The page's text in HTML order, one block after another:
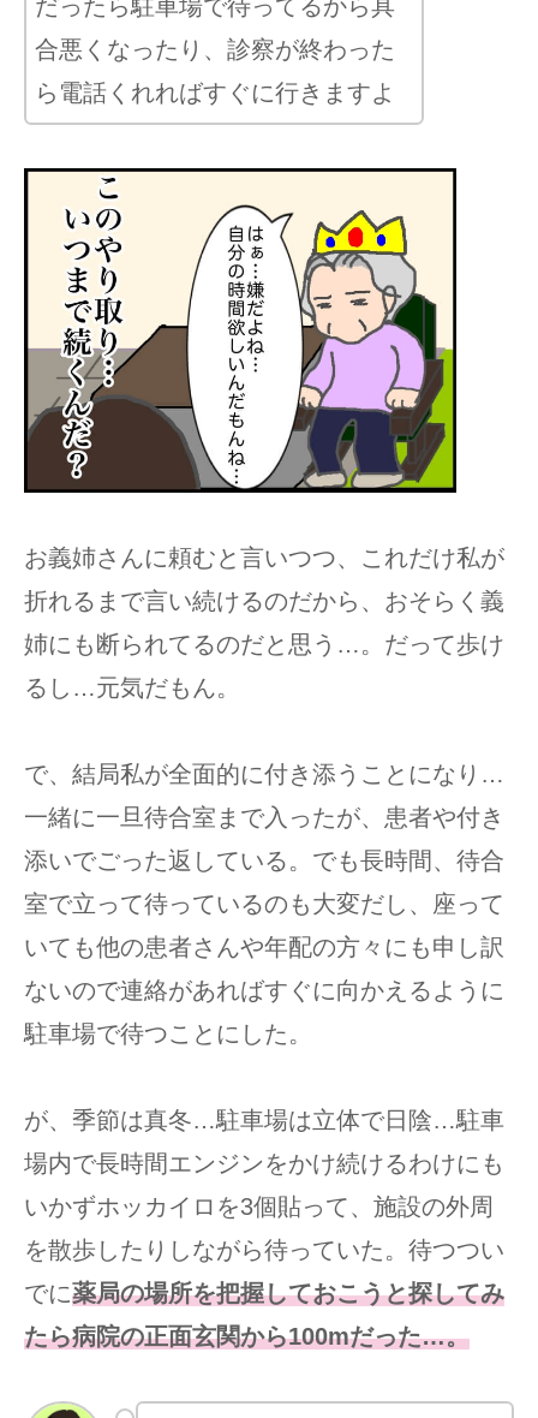
だったら駐車場で待ってるから具
合悪くなったり、診察が終わった
ら電話くれればすぐに行きますよ
お義姉さんに頼むと言いつつ、これだけ私が
折れるまで言い続けるのだから、おそらく義
姉にも断られてるのだと思う…。だって歩け
るし…元気だもん。
で、結局私が全面的に付き添うことになり…
一緒に一旦待合室まで入ったが、患者や付き
添いでごった返している。でも長時間、待合
室で立って待っているのも大変だし、座って
いても他の患者さんや年配の方々にも申し訳
ないので連絡があればすぐに向かえるように
駐車場で待つことにした。
が、季節は真冬…駐車場は立体で日陰…駐車
場内で長時間エンジンをかけ続けるわけにも
いかずホッカイロを3個貼って、施設の外周
を散歩したりしながら待っていた。待つつい
でに薬局の場所を把握しておこうと探してみ
たら病院の正面玄関から100mだった…。